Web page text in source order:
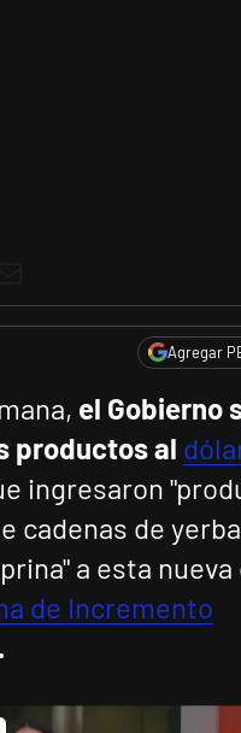
Agregar
el Gobierno
productos al
ingresaron
cadenas de
a esta
de Incremento
.